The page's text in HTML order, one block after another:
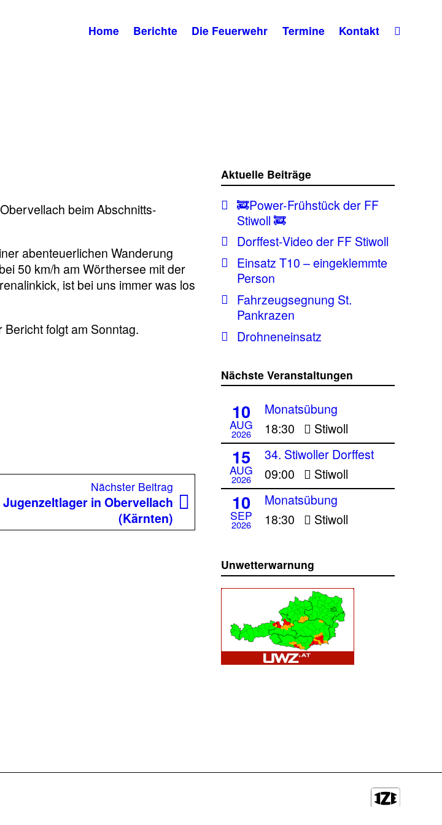
Home Berichte Die Feuerwehr Termine Kontakt
beim Abschnitts-
abenteuerlichen Wanderung
50 km/h am Wörthersee mit der
ist bei uns immer was los
folgt am Sonntag.
Nächster Beitrag Nächster
Beitrag:
Jugenzeltlager in Obervellach
(Kärnten)
Aktuelle Beiträge
🚒Power-Frühstück der FF
Stiwoll 🚒
Dorffest-Video der FF Stiwoll
Einsatz T10 – eingeklemmte
Person
Fahrzeugsegnung St.
Pankrazen
Drohneneinsatz
Nächste Veranstaltungen
10
AUG
2026
Monatsübung
18:30
Stiwoll
15
AUG
2026
34. Stiwoller Dorffest
09:00
Stiwoll
10
SEP
2026
Monatsübung
18:30
Stiwoll
Unwetterwarnung